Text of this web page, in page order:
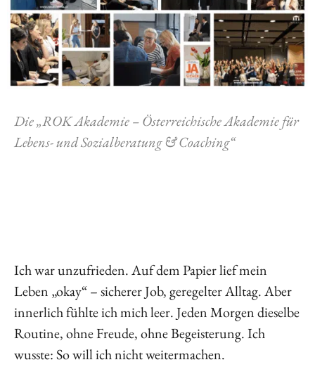
Die „ROK Akademie – Österreichische Akademie für
Lebens- und Sozialberatung & Coaching“
Ich war unzufrieden. Auf dem Papier lief mein
Leben „okay“ – sicherer Job, geregelter Alltag. Aber
innerlich fühlte ich mich leer. Jeden Morgen dieselbe
Routine, ohne Freude, ohne Begeisterung. Ich
wusste: So will ich nicht weitermachen.